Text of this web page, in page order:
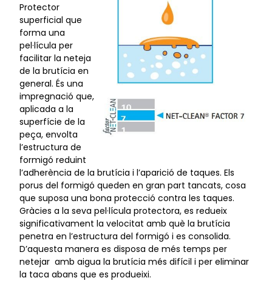
Protector
superficial que
forma una
pel·lícula per
facilitar la neteja
de la brutícia en
general. És una
impregnació que,
aplicada a la
superfície de la
peça, envolta
l’estructura de
formigó reduint
l’adherència de la brutícia i l’aparició de taques. Els
porus del formigó queden en gran part tancats, cosa
que suposa una bona protecció contra les taques.
Gràcies a la seva pel·lícula protectora, es redueix
significativament la velocitat amb què la brutícia
penetra en l’estructura del formigó i es consolida.
D’aquesta manera es disposa de més temps per
netejar amb aigua la brutícia més difícil i per eliminar
la taca abans que es produeixi.